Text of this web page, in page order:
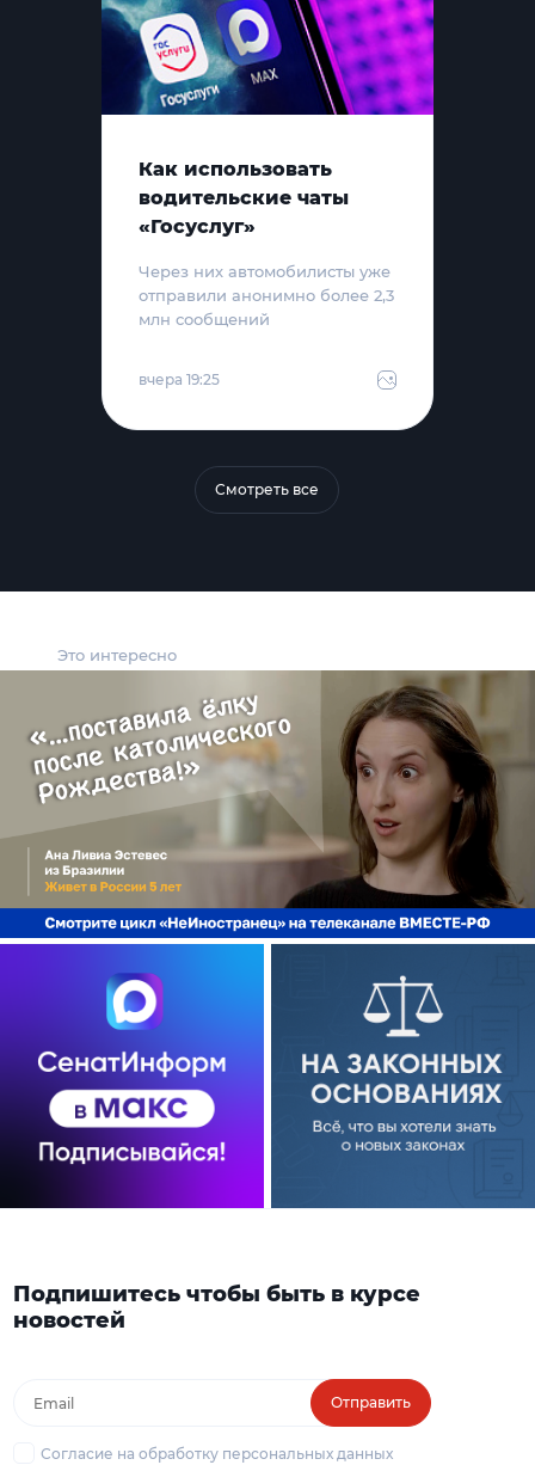
Это интересно
Как использовать
водительские чаты
«Госуслуг»
Через них автомобилисты уже
отправили анонимно более 2,3
млн сообщений
вчера 19:25
Смотреть все
Подпишитесь чтобы быть в курсе
новостей
Отправить
Согласие на обработку персональных данных